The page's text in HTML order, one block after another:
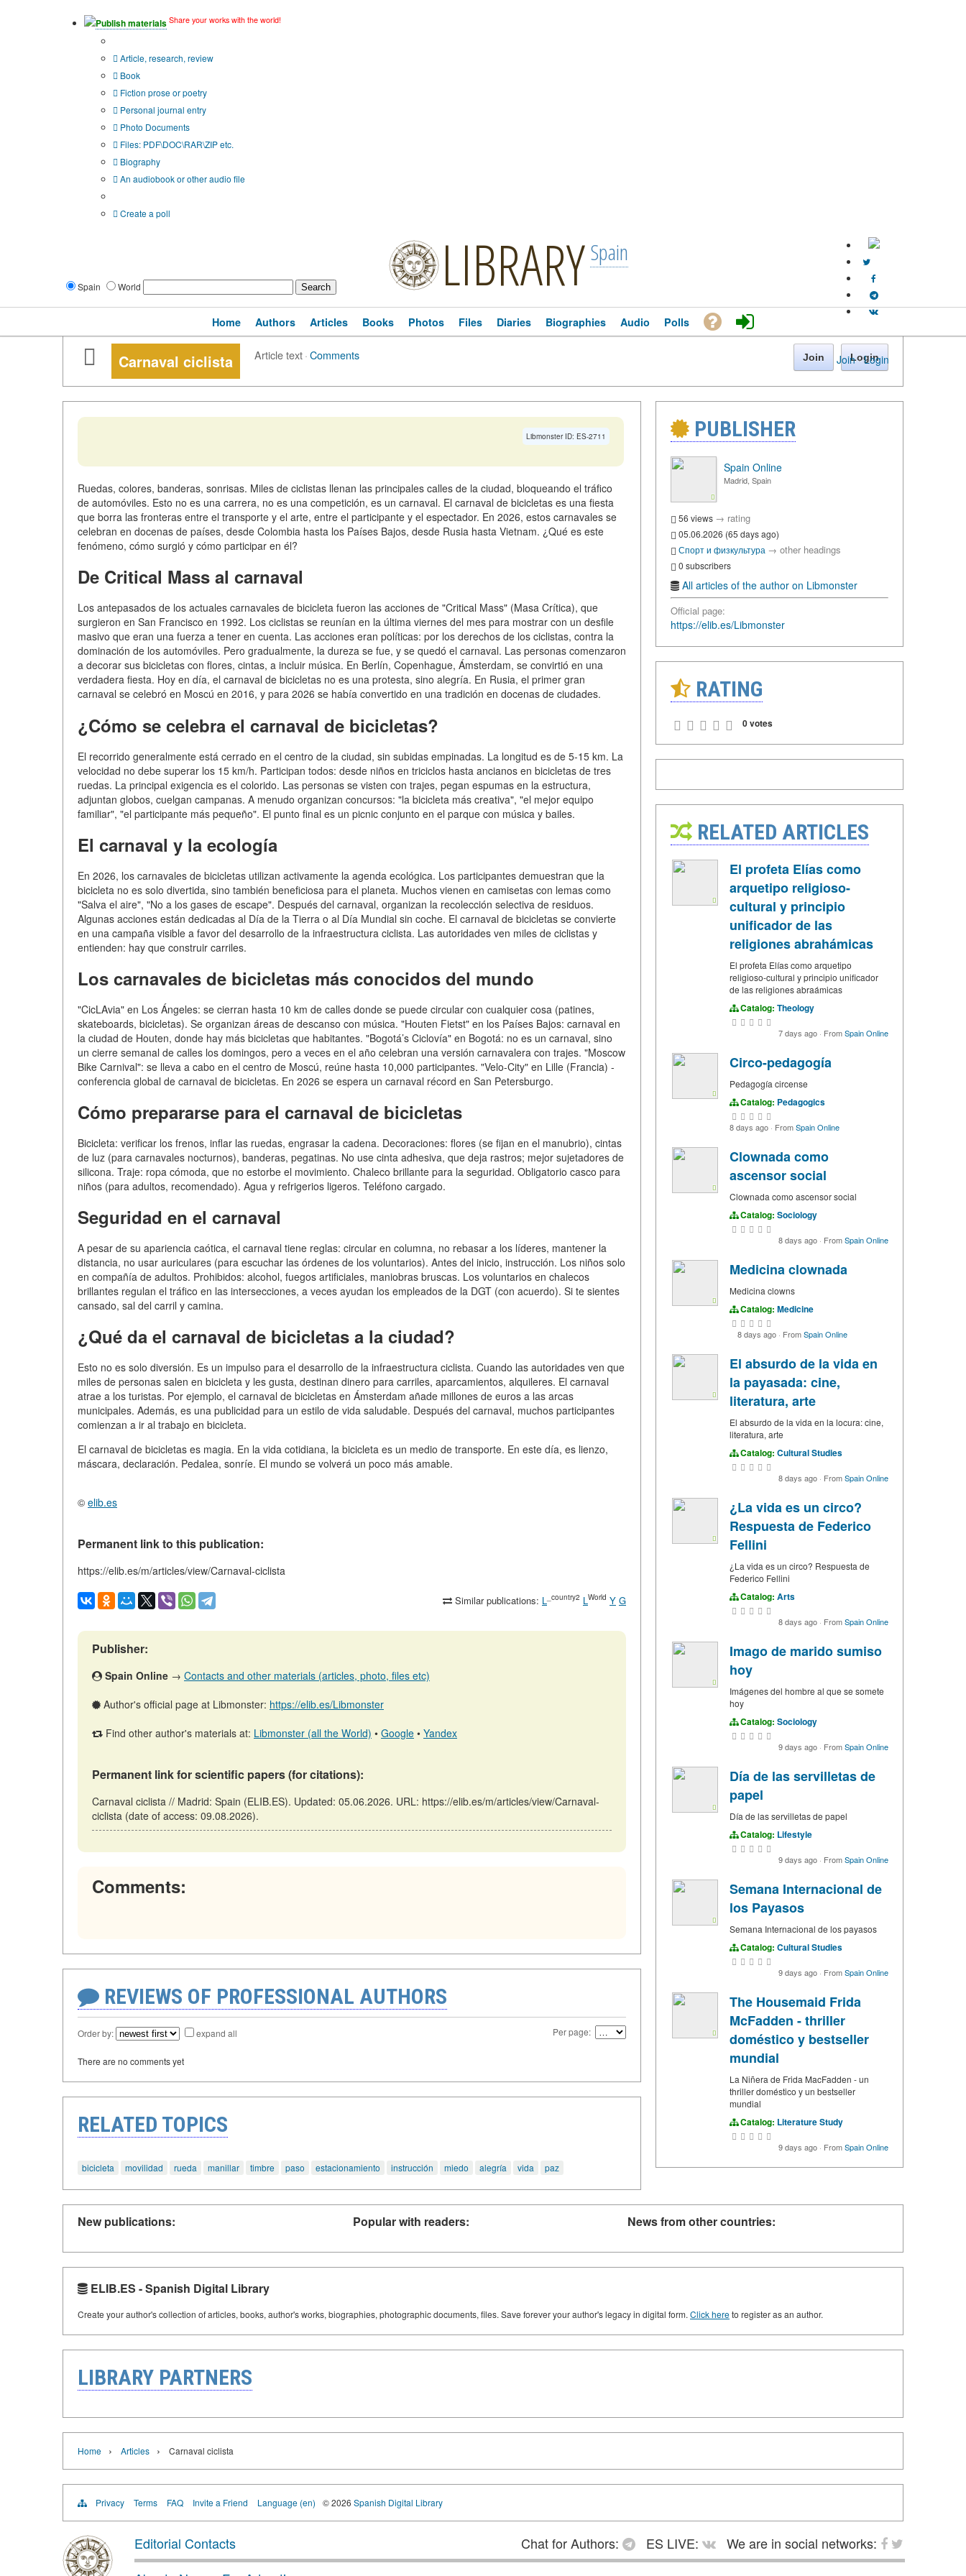
Publish materials Share your works with the world!
Article, research, review
Book
Fiction prose or poetry
Personal journal entry
Photo Documents
Files: PDF\DOC\RAR\ZIP etc.
Biography
An audiobook or other audio file
Create a poll
Spain World LIBRARY Spain
Join · Login
Home Authors Articles Books Photos Files Diaries Biographies Audio Polls
Carnaval ciclista Article text·Comments Join Login
Libmonster ID: ES-2711
Ruedas, colores, banderas, sonrisas. Miles de ciclistas llenan las principales calles de la ciudad, bloqueando el tráfico
de automóviles. Esto no es una carrera, no es una competición, es un carnaval. El carnaval de bicicletas es una fiesta
que borra las fronteras entre el transporte y el arte, entre el participante y el espectador. En 2026, estos carnavales se
celebran en docenas de países, desde Colombia hasta los Países Bajos, desde Rusia hasta Vietnam. ¿Qué es este
fenómeno, cómo surgió y cómo participar en él?
De Critical Mass al carnaval
Los antepasados de los actuales carnavales de bicicleta fueron las acciones de "Critical Mass" (Masa Crítica), que
surgieron en San Francisco en 1992. Los ciclistas se reunían en la última viernes del mes para mostrar con un desfile
masivo que eran una fuerza a tener en cuenta. Las acciones eran políticas: por los derechos de los ciclistas, contra la
dominación de los automóviles. Pero gradualmente, la dureza se fue, y se quedó el carnaval. Las personas comenzaron
a decorar sus bicicletas con flores, cintas, a incluir música. En Berlín, Copenhague, Ámsterdam, se convirtió en una
verdadera fiesta. Hoy en día, el carnaval de bicicletas no es una protesta, sino alegría. En Rusia, el primer gran
carnaval se celebró en Moscú en 2016, y para 2026 se había convertido en una tradición en docenas de ciudades.
¿Cómo se celebra el carnaval de bicicletas?
El recorrido generalmente está cerrado en el centro de la ciudad, sin subidas empinadas. La longitud es de 5-15 km. La
velocidad no debe superar los 15 km/h. Participan todos: desde niños en triciclos hasta ancianos en bicicletas de tres
ruedas. La principal exigencia es el colorido. Las personas se visten con trajes, pegan espumas en la estructura,
adjuntan globos, cuelgan campanas. A menudo organizan concursos: "la bicicleta más creativa", "el mejor equipo
familiar", "el participante más pequeño". El punto final es un picnic conjunto en el parque con música y bailes.
El carnaval y la ecología
En 2026, los carnavales de bicicletas utilizan activamente la agenda ecológica. Los participantes demuestran que la
bicicleta no es solo divertida, sino también beneficiosa para el planeta. Muchos vienen en camisetas con lemas como
"Salva el aire", "No a los gases de escape". Después del carnaval, organizan la recolección selectiva de residuos.
Algunas acciones están dedicadas al Día de la Tierra o al Día Mundial sin coche. El carnaval de bicicletas se convierte
en una campaña visible a favor del desarrollo de la infraestructura ciclista. Las autoridades ven miles de ciclistas y
entienden: hay que construir carriles.
Los carnavales de bicicletas más conocidos del mundo
"CicLAvia" en Los Ángeles: se cierran hasta 10 km de calles donde se puede circular con cualquier cosa (patines,
skateboards, bicicletas). Se organizan áreas de descanso con música. "Houten Fietst" en los Países Bajos: carnaval en
la ciudad de Houten, donde hay más bicicletas que habitantes. "Bogotá’s Ciclovía" en Bogotá: no es un carnaval, sino
un cierre semanal de calles los domingos, pero a veces en el año celebran una versión carnavalera con trajes. "Moscow
Bike Carnival": se lleva a cabo en el centro de Moscú, reúne hasta 10,000 participantes. "Velo-City" en Lille (Francia) -
conferencia global de carnaval de bicicletas. En 2026 se espera un carnaval récord en San Petersburgo.
Cómo prepararse para el carnaval de bicicletas
Bicicleta: verificar los frenos, inflar las ruedas, engrasar la cadena. Decoraciones: flores (se fijan en el manubrio), cintas
de luz (para carnavales nocturnos), banderas, pegatinas. No use cinta adhesiva, que deja rastros; mejor sujetadores de
silicona. Traje: ropa cómoda, que no estorbe el movimiento. Chaleco brillante para la seguridad. Obligatorio casco para
niños (para adultos, recomendado). Agua y refrigerios ligeros. Teléfono cargado.
Seguridad en el carnaval
A pesar de su apariencia caótica, el carnaval tiene reglas: circular en columna, no rebasar a los líderes, mantener la
distancia, no usar auriculares (para escuchar las órdenes de los voluntarios). Antes del inicio, instrucción. Los niños solo
en compañía de adultos. Prohibidos: alcohol, fuegos artificiales, maniobras bruscas. Los voluntarios en chalecos
brillantes regulan el tráfico en las intersecciones, a veces ayudan los empleados de la DGT (con acuerdo). Si te sientes
cansado, sal del carril y camina.
¿Qué da el carnaval de bicicletas a la ciudad?
Esto no es solo diversión. Es un impulso para el desarrollo de la infraestructura ciclista. Cuando las autoridades ven que
miles de personas salen en bicicleta y les gusta, destinan dinero para carriles, aparcamientos, alquileres. El carnaval
atrae a los turistas. Por ejemplo, el carnaval de bicicletas en Ámsterdam añade millones de euros a las arcas
municipales. Además, es una publicidad para un estilo de vida saludable. Después del carnaval, muchos participantes
comienzan a ir al trabajo en bicicleta.
El carnaval de bicicletas es magia. En la vida cotidiana, la bicicleta es un medio de transporte. En este día, es lienzo,
máscara, declaración. Pedalea, sonríe. El mundo se volverá un poco más amable.
© elib.es
Permanent link to this publication:
https://elib.es/m/articles/view/Carnaval-ciclista
Similar publications: L _country2 L World Y G
Publisher:
Spain Online → Contacts and other materials (articles, photo, files etc)
Author's official page at Libmonster: https://elib.es/Libmonster
Find other author's materials at: Libmonster (all the World) • Google • Yandex
Permanent link for scientific papers (for citations):
Carnaval ciclista // Madrid: Spain (ELIB.ES). Updated: 05.06.2026. URL: https://elib.es/m/articles/view/Carnaval-
ciclista (date of access: 09.08.2026).
Comments:
REVIEWS OF PROFESSIONAL AUTHORS
Order by: expand all Per page:
There are no comments yet
RELATED TOPICS
bicicleta movilidad rueda manillar timbre paso estacionamiento instrucción miedo alegría vida paz
PUBLISHER
Spain Online
Madrid, Spain
56 views → rating
05.06.2026 (65 days ago)
Спорт и физкультура → other headings
0 subscribers
All articles of the author on Libmonster
Official page:
https://elib.es/Libmonster
RATING
0 votes
RELATED ARTICLES
El profeta Elías como
arquetipo religioso-
cultural y principio
unificador de las
religiones abrahámicas
El profeta Elías como arquetipo
religioso-cultural y principio unificador
de las religiones abraámicas
Catalog: Theology
7 days ago · FromSpain Online
Circo-pedagogía
Pedagogía circense
Catalog: Pedagogics
8 days ago · FromSpain Online
Clownada como
ascensor social
Clownada como ascensor social
Catalog: Sociology
8 days ago · FromSpain Online
Medicina clownada
Medicina clowns
Catalog: Medicine
8 days ago · FromSpain Online
El absurdo de la vida en
la payasada: cine,
literatura, arte
El absurdo de la vida en la locura: cine,
literatura, arte
Catalog: Cultural Studies
8 days ago · FromSpain Online
¿La vida es un circo?
Respuesta de Federico
Fellini
¿La vida es un circo? Respuesta de
Federico Fellini
Catalog: Arts
8 days ago · FromSpain Online
Imago de marido sumiso
hoy
Imágenes del hombre al que se somete
hoy
Catalog: Sociology
9 days ago · FromSpain Online
Día de las servilletas de
papel
Día de las servilletas de papel
Catalog: Lifestyle
9 days ago · FromSpain Online
Semana Internacional de
los Payasos
Semana Internacional de los payasos
Catalog: Cultural Studies
9 days ago · FromSpain Online
The Housemaid Frida
McFadden - thriller
doméstico y bestseller
mundial
La Niñera de Frida MacFadden - un
thriller doméstico y un bestseller
mundial
Catalog: Literature Study
9 days ago · FromSpain Online
New publications: Popular with readers: News from other countries:
ELIB.ES - Spanish Digital Library
Create your author's collection of articles, books, author's works, biographies, photographic documents, files. Save forever your author's legacy in digital form. Click hereto register as an author.
LIBRARY PARTNERS
Home › Articles › Carnaval ciclista
Privacy Terms FAQ Invite a Friend Language (en) © 2026 Spanish Digital Library
Editorial Contacts Chat for Authors: ES LIVE:
We are in social networks: